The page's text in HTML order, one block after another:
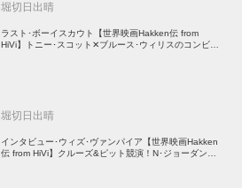
堀切日出晴
ラスト･ボーイスカウト【世界映画Hakken伝 from
HiVi】トニー･スコット✕ブルース･ウィリスのコンビが
堀切日出晴
インタビュー･ウィズ･ヴァンパイア【世界映画Hakken
伝 from HiVi】クルーズ&ピット競演！N･ジョーダン監